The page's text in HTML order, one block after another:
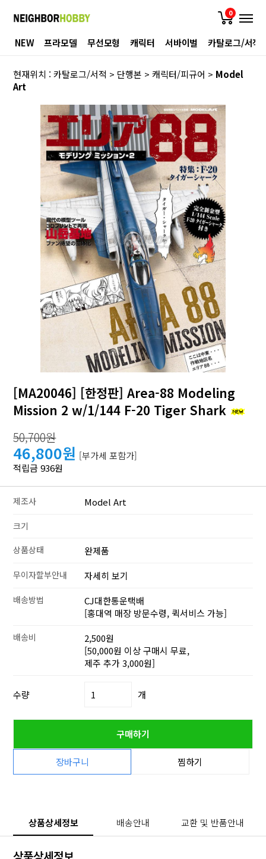
0
NEW 프라모델 무선모형 캐릭터 서바이벌 카탈로그/서적
현재위치 :카탈로그/서적 > 단행본 >캐릭터/피규어 > Model
Art
[MA20046] [한정판] Area-88 Modeling
Mission 2 w/1/144 F-20 Tiger Shark
50,700원
46,800원 [부가세 포함가]
적립금 936원
제조사 Model Art
크기
상품상태
완제품
무이자할부안내 자세히 보기
배송방법
CJ대한통운택배
[홍대역 매장 방문수령, 퀵서비스 가능]
배송비
2,500원
[50,000원 이상 구매시 무료,
제주 추가 3,000원]
수량 개
구매하기
장바구니 찜하기
상품상세정보 배송안내 교환 및 반품안내
상품상세정보